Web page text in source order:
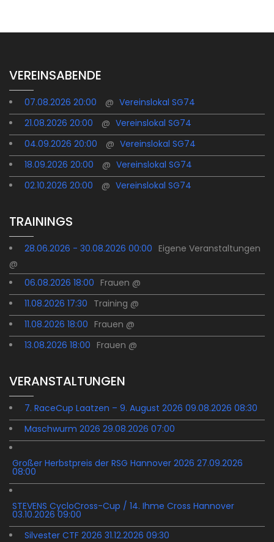
VEREINSABENDE
07.08.2026 20:00 @ Vereinslokal SG74
21.08.2026 20:00
@ Vereinslokal SG74
04.09.2026 20:00
@ Vereinslokal SG74
18.09.2026 20:00
@ Vereinslokal SG74
02.10.2026 20:00
@ Vereinslokal SG74
TRAININGS
28.06.2026 - 30.08.2026 00:00 Eigene Veranstaltungen
@
06.08.2026 18:00 Frauen @
11.08.2026 17:30 Training @
11.08.2026 18:00 Frauen @
13.08.2026 18:00 Frauen @
VERANSTALTUNGEN
7. RaceCup Laatzen – 9. August 2026 09.08.2026 08:30
Maschwurm 2026 29.08.2026 07:00
Großer Herbstpreis der RSG Hannover 2026 27.09.2026
08:00
STEVENS CycloCross-Cup / 14. Ihme Cross Hannover
03.10.2026 09:00
Silvester CTF 2026 31.12.2026 09:30